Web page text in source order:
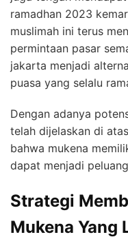
ramadhan 2023
muslimah ini terus
permintaan pasar
jakarta menjadi
puasa yang selalu
Dengan adanya
telah dijelaskan di
bahwa mukena
dapat menjadi
Strategi
Mukena Yang